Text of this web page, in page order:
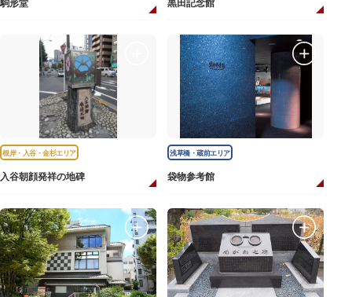
駒形堂 黒田記念館
根岸・入谷・金杉エリア
入谷朝顔発祥の地碑
浅草橋・蔵前エリア
袋物参考館